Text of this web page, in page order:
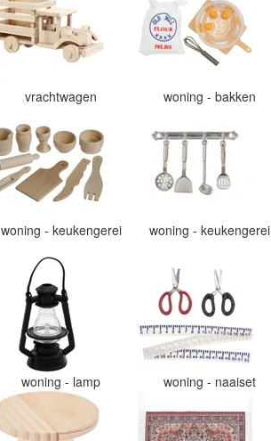
vrachtwagen woning - bakken
woning - keukengerei woning - keukengerei
woning - lamp woning - naaiset